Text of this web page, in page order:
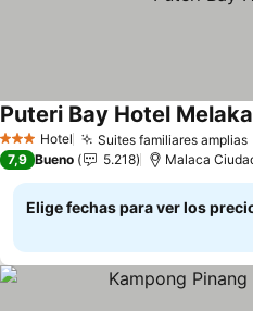
3 Estrellas
Hotel Suites familiares amplias
Puteri Bay Hotel Melaka
7,9 Bueno 5.218 Malaca
Elige fechas para ver los